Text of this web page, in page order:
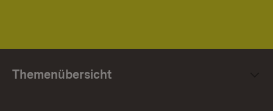
Themenübersicht